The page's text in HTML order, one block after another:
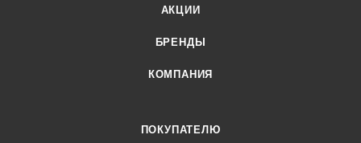
АКЦИИ
БРЕНДЫ
КОМПАНИЯ
ПОКУПАТЕЛЮ